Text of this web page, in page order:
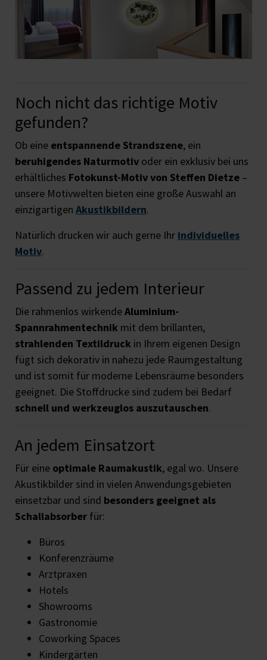
Noch nicht das richtige Motiv
gefunden?
Ob eine entspannende Strandszene, ein
beruhigendes Naturmotiv oder ein exklusiv bei uns
erhältliches Fotokunst-Motiv von Steffen Dietze –
unsere Motivwelten bieten eine große Auswahl an
einzigartigen Akustikbildern.
Natürlich drucken wir auch gerne Ihr individuelles
Motiv.
Passend zu jedem Interieur
Die rahmenlos wirkendeAluminium-
Spannrahmentechnik mit dem brillanten,
strahlenden Textildruck in Ihrem eigenen Design
fügt sich dekorativ in nahezu jede Raumgestaltung
und ist somit für moderne Lebensräume besonders
geeignet. Die Stoffdrucke sind zudem bei Bedarf
schnell und werkzeuglos auszutauschen.
An jedem Einsatzort
Für eine optimale Raumakustik, egal wo. Unsere
Akustikbilder sind in vielen Anwendungsgebieten
einsetzbar und sind besonders geeignet als
Schallabsorber für:
Büros
Konferenzräume
Arztpraxen
Hotels
Showrooms
Gastronomie
Coworking Spaces
Kindergärten